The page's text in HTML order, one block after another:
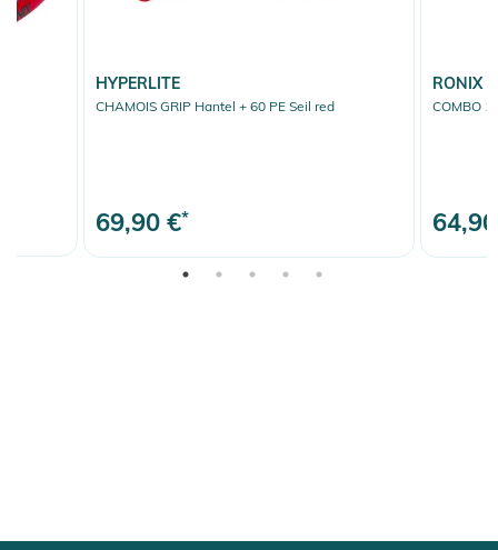
HYPERLITE
CHAMOIS GRIP Hantel + 60 PE Seil red
69,90 €*
RONIX
COMBO